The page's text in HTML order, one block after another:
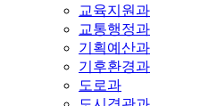
교육지원과
교통행정과
기획예산과
기후환경과
도로과